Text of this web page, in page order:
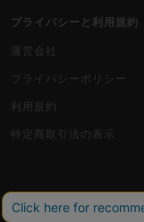
プライバシーと利用規約
運営会社
プライバシーポリシー
利用規約
特定商取引法の表示